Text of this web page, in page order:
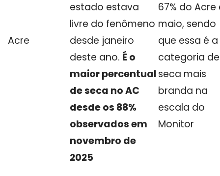
Acre
estado estava
livre do fenômeno
desde janeiro
deste ano. É o
maior percentual
de seca no AC
desde os 88%
observados em
novembro de
2025
67% do Acre
maio, sendo
que essa é a
categoria de
seca mais
branda na
escala do
Monitor